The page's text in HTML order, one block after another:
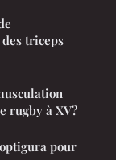
triceps
rugby à XV?
pour